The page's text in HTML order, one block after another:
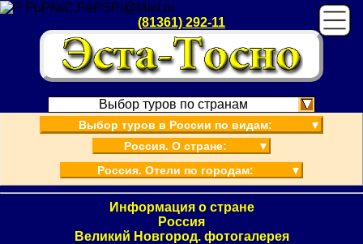
(81361) 292-11
Выбор туров по странам
Выбор туров в России по видам:
▼
Россия. О стране:
▼
Россия. Отели по городам:
▼
Информация о стране
Россия
Великий Новгород. фотогалерея